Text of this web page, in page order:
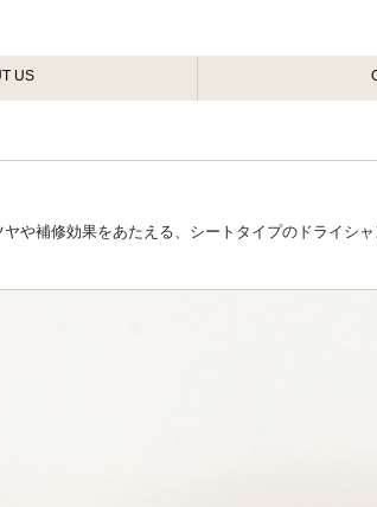
US
や補修効果をあたえる、シートタイプのドライシ